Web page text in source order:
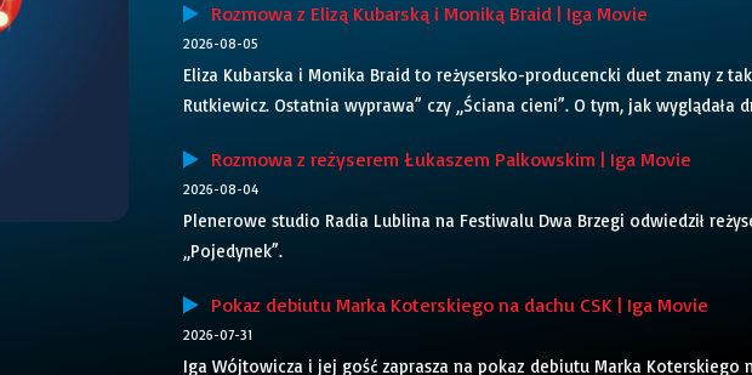
Rozmowa z Elizą Kubarską i Moniką Braid | Iga Movie
2026-08-05
Eliza Kubarska i Monika Braid to reżysersko-producencki duet znany z
Rutkiewicz. Ostatnia wyprawa” czy „Ściana cieni”. O tym, jak wyglądała
Rozmowa z reżyserem Łukaszem Palkowskim | Iga Movie
2026-08-04
Plenerowe studio Radia Lublina na Festiwalu Dwa Brzegi odwiedził
„Pojedynek”.
Pokaz debiutu Marka Koterskiego na dachu CSK | Iga Movie
2026-07-31
Iga Wójtowicza i jej gość zaprasza na pokaz debiutu Marka Koterskiego